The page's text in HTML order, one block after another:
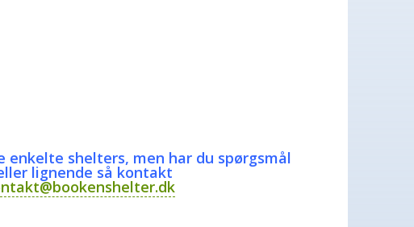
enkelte shelters, men har du spørgsmål
lignende så kontakt